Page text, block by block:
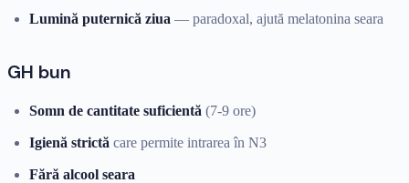
Lumină puternică ziua — paradoxal, ajută melatonina seara
GH bun
Somn de cantitate suficientă (7-9 ore)
Igienă strictă care permite intrarea în N3
Fără alcool seara